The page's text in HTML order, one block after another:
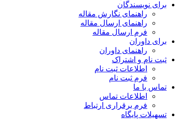
برای نویسندگان
راهنمای نگارش مقاله
راهنمای ارسال مقاله
فرم ارسال مقاله
برای داوران
راهنمای داوران
ثبت نام و اشتراک
اطلاعات ثبت نام
فرم ثبت نام
تماس با ما
اطلاعات تماس
فرم برقراری ارتباط
تسهیلات پایگاه